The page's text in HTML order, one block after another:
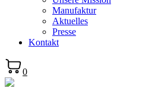
Manufaktur
Aktuelles
Presse
Kontakt
0